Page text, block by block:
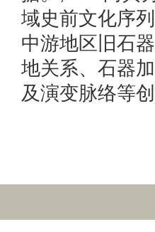
域史前文化序
中游地区旧石
地关系、石器
及演变脉络等